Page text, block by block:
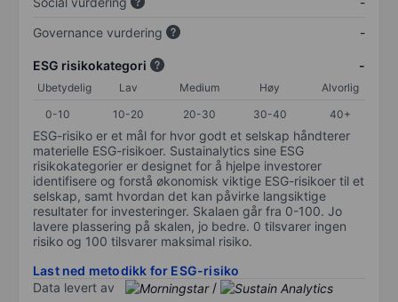
Governance vurdering
-
ESG risikokategori -
Ubetydelig Lav Medium Høy
Alvorlig
0-10
10-20 20-30 30-40 40+
ESG-risiko er et mål for hvor godt et selskap håndterer
materielle ESG-risikoer. Sustainalytics sine ESG
risikokategorier er designet for å hjelpe investorer
identifisere og forstå økonomisk viktige ESG-risikoer til et
selskap, samt hvordan det kan påvirke langsiktige
resultater for investeringer. Skalaen går fra 0-100. Jo
lavere plassering på skalen, jo bedre. 0 tilsvarer ingen
risiko og 100 tilsvarer maksimal risiko.
Last ned metodikk for ESG-risiko
Data levert av
/